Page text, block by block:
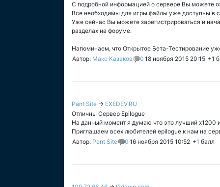
С подробной информацией о сервере Вы можете
Все необходимы для игры файлы уже доступны в
Уже сейчас Вы можете зарегистрироваться и
разделах на форуме.
Напоминаем, что Открытое Бета-Тестирование
Автор: Макс Казаков 0 18 ноября 2015 20:15 +1
Pant Site → EXEDEV.RU
Отличны Сервер Epilogue
На данный момент я думаю что это лучший х1200
Приглашаем всех любителей epilogue к нам на
Автор: Pant Site 0 16 ноября 2015 10:52 +1 балл